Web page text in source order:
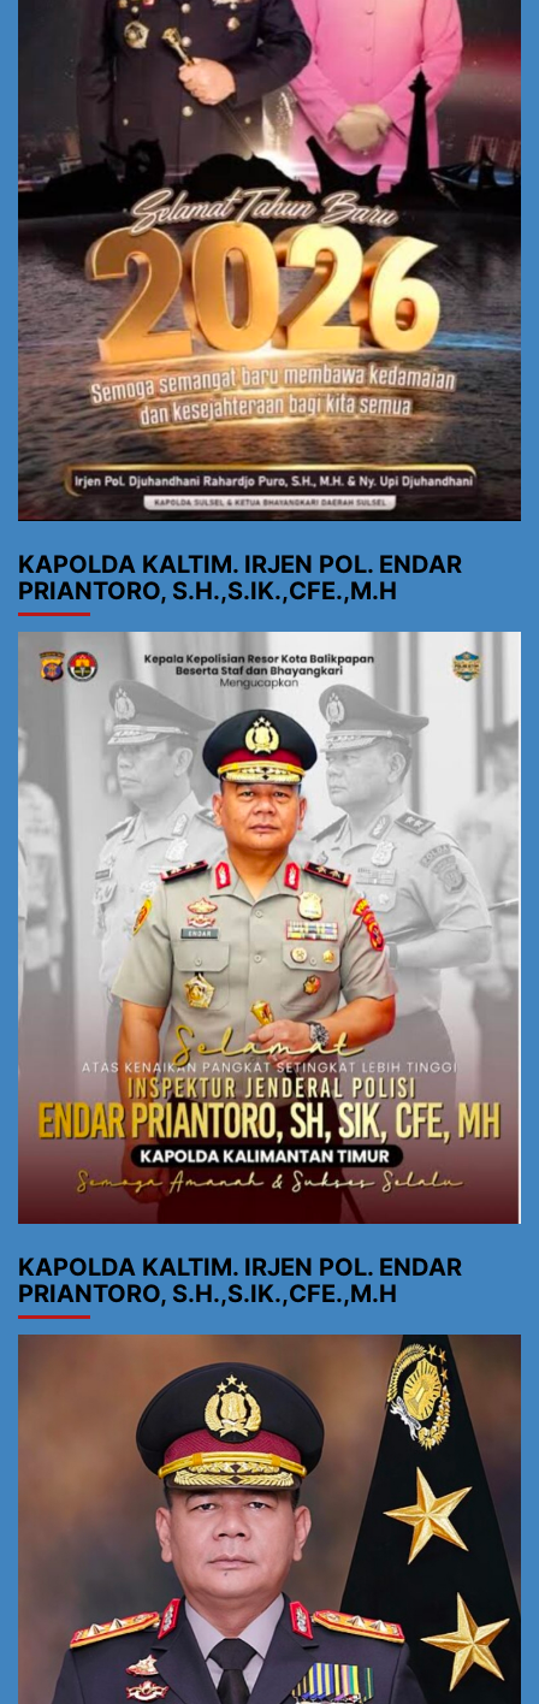
KAPOLDA KALTIM. IRJEN POL. ENDAR
PRIANTORO, S.H.,S.IK.,CFE.,M.H
KAPOLDA KALTIM. IRJEN POL. ENDAR
PRIANTORO, S.H.,S.IK.,CFE.,M.H